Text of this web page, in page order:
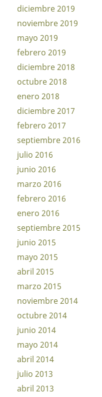
diciembre 2019
noviembre 2019
mayo 2019
febrero 2019
diciembre 2018
octubre 2018
enero 2018
diciembre 2017
febrero 2017
septiembre 2016
julio 2016
junio 2016
marzo 2016
febrero 2016
enero 2016
septiembre 2015
junio 2015
mayo 2015
abril 2015
marzo 2015
noviembre 2014
octubre 2014
junio 2014
mayo 2014
abril 2014
julio 2013
abril 2013